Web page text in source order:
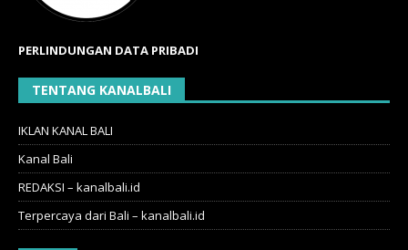
PERLINDUNGAN DATA PRIBADI
TENTANG KANALBALI
IKLAN KANAL BALI
Kanal Bali
REDAKSI – kanalbali.id
Terpercaya dari Bali – kanalbali.id